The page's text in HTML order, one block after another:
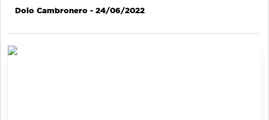
Dolo Cambronero - 24/06/2022